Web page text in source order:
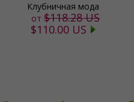
Клубничная мода
от $118.28 US
$110.00 US